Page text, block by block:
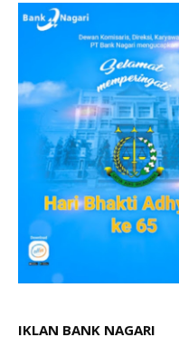
IKLAN BANK NAGARI